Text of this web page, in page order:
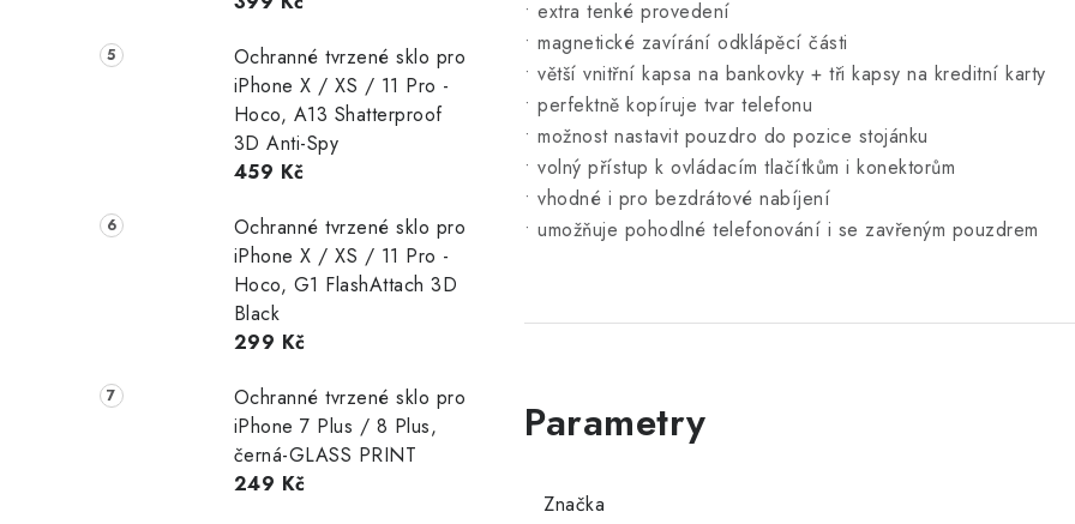
Ochranné tvrzené sklo pro
iPhone X / XS / 11 Pro -
Hoco, A13 Shatterproof
3D Anti-Spy
459 Kč
Ochranné tvrzené sklo pro
iPhone X / XS / 11 Pro -
Hoco, G1 FlashAttach 3D
Black
299 Kč
Ochranné tvrzené sklo pro
iPhone 7 Plus / 8 Plus,
černá-GLASS PRINT
249 Kč
• extra tenké provedení
• magnetické zavírání odklápěcí části
• větší vnitřní kapsa na bankovky + tři kapsy na kreditní karty
• perfektně kopíruje tvar telefonu
• možnost nastavit pouzdro do pozice stojánku
• volný přístup k ovládacím tlačítkům i konektorům
• vhodné i pro bezdrátové nabíjení
• umožňuje pohodlné telefonování i se zavřeným pouzdrem
Značka